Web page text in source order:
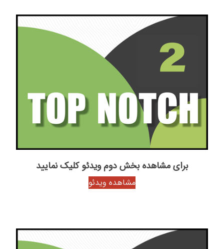
برای مشاهده بخش دوم ویدئو کلیک نمایید
مشاهده ویدئو